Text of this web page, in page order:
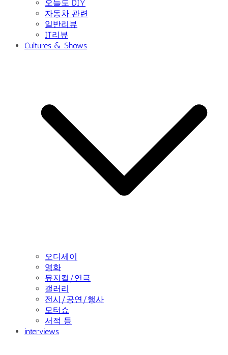
오늘도 DIY
자동차 관련
일반리뷰
IT리뷰
Cultures & Shows
오디세이
영화
뮤지컬/연극
갤러리
전시/공연/행사
모터쇼
서적 등
interviews